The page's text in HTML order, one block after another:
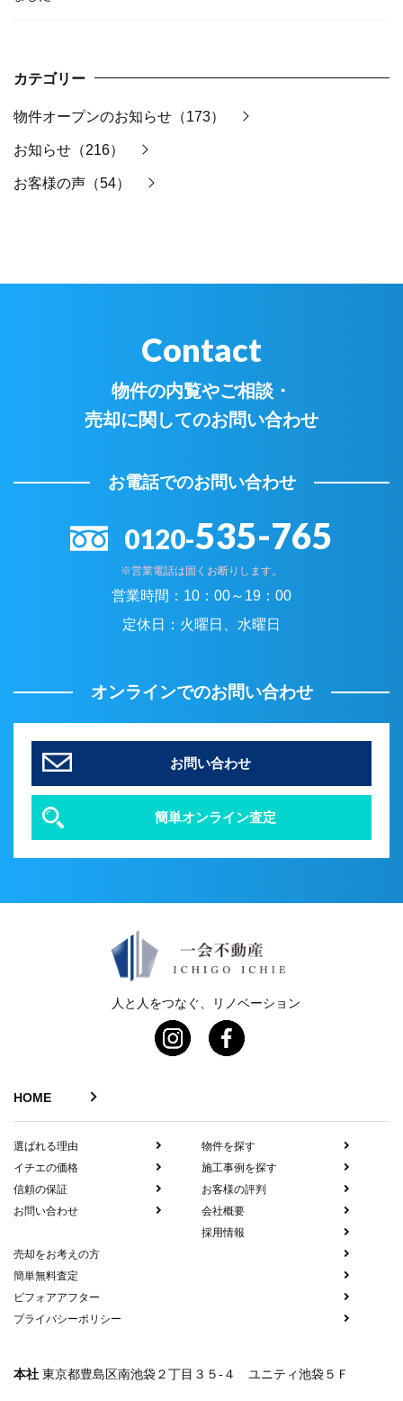
カテゴリー
物件オープンのお知らせ（173）
お知らせ（216）
お客様の声（54）
Contact
物件の内覧やご相談・
売却に関してのお問い合わせ
お電話でのお問い合わせ
0120-535-765
※営業電話は固くお断りします。
営業時間： 10：00～19：00
定休日： 火曜日、水曜日
オンラインでのお問い合わせ
お問い合わせ
簡単オンライン査定
人と人をつなぐ、リノベーション
HOME
選ばれる理由
イチエの価格
信頼の保証
お問い合わせ
物件を探す
施工事例を探す
お客様の評判
会社概要
採用情報
売却をお考えの方
簡単無料査定
ビフォアアフター
プライバシーポリシー
本社 東京都豊島区南池袋２丁目３５-４ ユニティ池袋５Ｆ